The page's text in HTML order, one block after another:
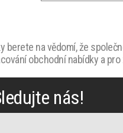
berete na vědomí, že
obchodní nabídky a
nás!